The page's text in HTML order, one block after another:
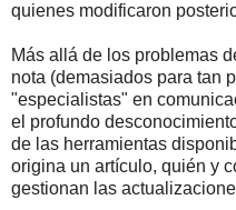
quienes modificaron
Más allá de los problemas
nota (demasiados para tan
"especialistas" en
el profundo
de las herramientas
origina un artículo, quién y
gestionan las